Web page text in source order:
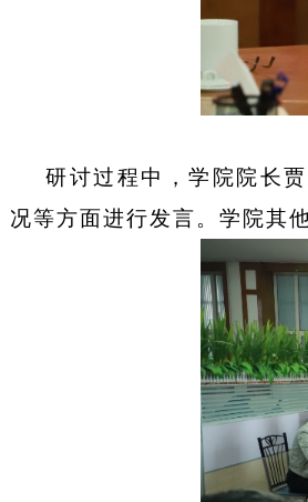
研讨过程中，学院院长
况等方面进行发言。学院其